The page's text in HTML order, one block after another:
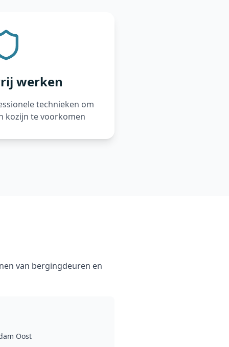
werken
technieken om
kozijn te voorkomen
van bergingdeuren en
Oost